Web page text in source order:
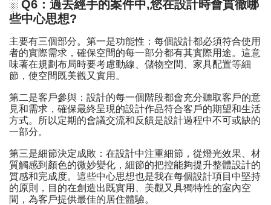
░ Q6：過去經手的案件中,您在設計時會貫徹哪
些中心思想?
主要有三個部分。第一是功能性：每個設計都必須符合使用
者的實際需求，確保空間的每一部分都有其實際用途。這意
味著在規劃布局時要考慮動線、儲物空間、家具配置等細
節，使空間既美觀又實用。
第二是客戶參與：設計的每一個階段都會充分聽取客戶的意
見和需求，確保最終呈現的設計作品符合客戶的期望和生活
方式。所以定期的會議交流和反饋是設計過程中不可或缺的
一部分。
第三是細節決定成敗：在設計中注重細節，從燈光效果、材
質觸感到顏色的微妙變化，細節的把控能夠提升整體設計的
質感和完成度。這些中心思想也是我在每個設計項目中堅持
的原則，目的在創造出既實用、美觀又具獨特性的室內空
間，為客戶提供最佳的居住體驗。